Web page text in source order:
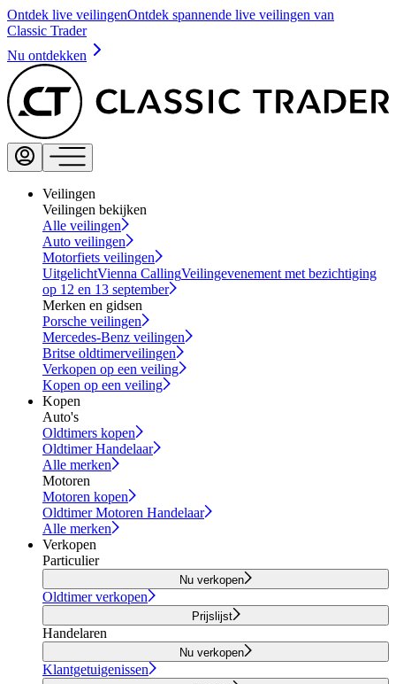
Ontdek live veilingenOntdek spannende live veilingen van
Classic Trader
Nu ontdekken
Veilingen
Veilingen bekijken
Alle veilingen
Auto veilingen
Motorfiets veilingen
UitgelichtVienna CallingVeilingevenement met bezichtiging
op 12 en 13 september
Merken en gidsen
Porsche veilingen
Mercedes-Benz veilingen
Britse oldtimerveilingen
Verkopen op een veiling
Kopen op een veiling
Kopen
Auto's
Oldtimers kopen
Oldtimer Handelaar
Alle merken
Motoren
Motoren kopen
Oldtimer Motoren Handelaar
Alle merken
Verkopen
Particulier
Nu verkopen
Oldtimer verkopen
Prijslijst
Handelaren
Nu verkopen
Klantgetuigenissen